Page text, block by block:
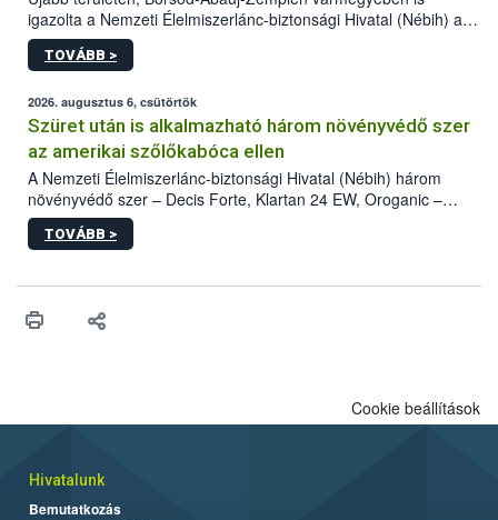
igazolta a Nemzeti Élelmiszerlánc-biztonsági Hivatal (Nébih) a
kőrisrontó karcsúdíszbogár (Agrilus planipennis) jelenlétét. A
kártevőt nem csak színcsapdában találták meg, de már fertőzött
az intenzív felderítést, emellett az intézkedéseket a szlovák
hatósággal is összehangolják a terjedés megállítása érdekében.
TOVÁBB >
2026. augusztus 6, csütörtök
Szüret után is alkalmazható három növényvédő szer
az amerikai szőlőkabóca ellen
A Nemzeti Élelmiszerlánc-biztonsági Hivatal (Nébih) három
növényvédő szer – Decis Forte, Klartan 24 EW, Oroganic –
engedélyokiratát módosította, így azok a szüretet követően,
egészen a vesszőérettség (BBCH 91) stádiumáig
érésű szőlőkben is legyen lehetőség a károsító elleni további
felhasználók számára is elérhető és ökológiai termesztésben is
TOVÁBB >
Cookie beállítások
Hivatalunk
Bemutatkozás